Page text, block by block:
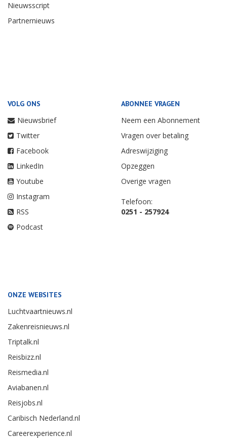
Nieuwsscript
Partnernieuws
VOLG ONS
Nieuwsbrief
Twitter
Facebook
LinkedIn
Youtube
Instagram
RSS
Podcast
ABONNEE VRAGEN
Neem een Abonnement
Vragen over betaling
Adreswijziging
Opzeggen
Overige vragen
Telefoon:
0251 - 257924
ONZE WEBSITES
Luchtvaartnieuws.nl
Zakenreisnieuws.nl
Triptalk.nl
Reisbizz.nl
Reismedia.nl
Aviabanen.nl
Reisjobs.nl
Caribisch Nederland.nl
Careerexperience.nl